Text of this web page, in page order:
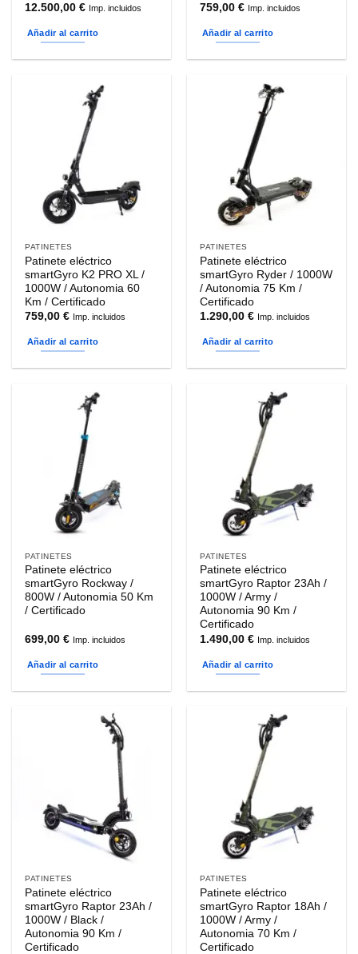
12.500,00€ Imp. incluidos
Añadir al carrito
759,00€ Imp. incluidos
Añadir al carrito
PATINETES
Patinete eléctrico
smartGyro K2 PRO XL /
1000W / Autonomia 60
Km / Certificado
759,00€ Imp. incluidos
Añadir al carrito
PATINETES
Patinete eléctrico
smartGyro Ryder / 1000W
/ Autonomia 75 Km /
Certificado
1.290,00€ Imp. incluidos
Añadir al carrito
PATINETES
Patinete eléctrico
smartGyro Rockway /
800W / Autonomia 50 Km
/ Certificado
699,00€ Imp. incluidos
Añadir al carrito
PATINETES
Patinete eléctrico
smartGyro Raptor 23Ah /
1000W / Army /
Autonomia 90 Km /
Certificado
1.490,00€ Imp. incluidos
Añadir al carrito
PATINETES
Patinete eléctrico
smartGyro Raptor 23Ah /
1000W / Black /
Autonomia 90 Km /
Certificado
PATINETES
Patinete eléctrico
smartGyro Raptor 18Ah /
1000W / Army /
Autonomia 70 Km /
Certificado